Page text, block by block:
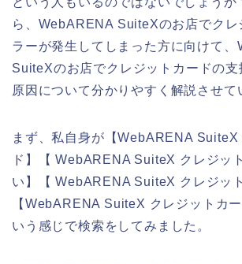
ら、WebARENA SuiteXのお店でクレ
ラーが発生してしまった方に向けて
SuiteXのお店でクレジットカードの支
原因について分かりやすく解説させて
まず、私自身が【WebARENA SuiteX
ド】【 WebARENA SuiteX クレジ
い】【 WebARENA SuiteX クレジッ
【WebARENA SuiteX クレジットカ
いう感じで検索をしてみました。